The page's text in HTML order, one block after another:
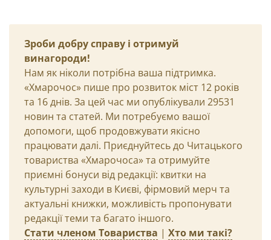
Зроби добру справу і отримуй
винагороди!
Нам як ніколи потрібна ваша підтримка.
«Хмарочос» пише про розвиток міст 12 років
та 16 днів. За цей час ми опублікували 29531
новин та статей. Ми потребуємо вашої
допомоги, щоб продовжувати якісно
працювати далі. Приєднуйтесь до Читацького
товариства «Хмарочоса» та отримуйте
приємні бонуси від редакції: квитки на
культурні заходи в Києві, фірмовий мерч та
актуальні книжки, можливість пропонувати
редакції теми та багато іншого.
Стати членом Товариства | Хто ми такі?